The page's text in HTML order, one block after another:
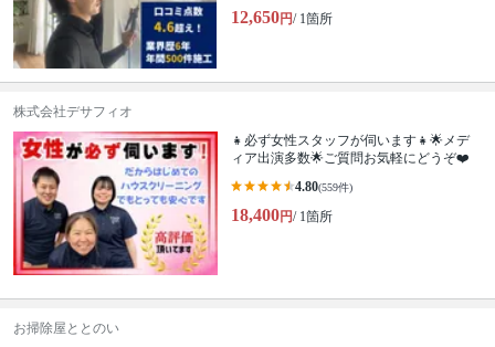
12,650円/ 1箇所
株式会社デサフィオ
👧必ず女性スタッフが伺います👧🌟メデ
ィア出演多数🌟ご質問お気軽にどうぞ❤️
4.80(559件)
18,400円/ 1箇所
お掃除屋ととのい